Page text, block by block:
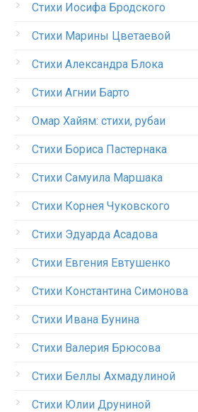
Стихи Иосифа Бродского
Стихи Марины Цветаевой
Стихи Александра Блока
Стихи Агнии Барто
Омар Хайям: стихи, рубаи
Стихи Бориса Пастернака
Стихи Самуила Маршака
Стихи Корнея Чуковского
Стихи Эдуарда Асадова
Стихи Евгения Евтушенко
Стихи Константина Симонова
Стихи Ивана Бунина
Стихи Валерия Брюсова
Стихи Беллы Ахмадулиной
Стихи Юлии Друниной